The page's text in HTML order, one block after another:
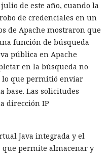
que muestra los
con soporte de
propios de manejo de
de archivos tipo
de popularidad de
Remix, Astro y Gatsby
según el director general
año el número de
alrededor de 520 millones.
a Snowflake
detenido el
de este año, cuando la
de credenciales en un
de Apache mostraron que
función de búsqueda
pública en Apache
en la búsqueda no
lo que permitió enviar
base. Las solicitudes
dirección IP
Java integrada y el
que permite almacenar y